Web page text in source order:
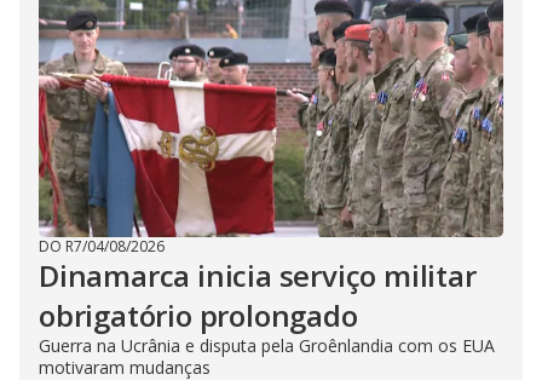
DO R7/04/08/2026
Dinamarca inicia serviço militar
obrigatório prolongado
Guerra na Ucrânia e disputa pela Groênlandia com os EUA
motivaram mudanças